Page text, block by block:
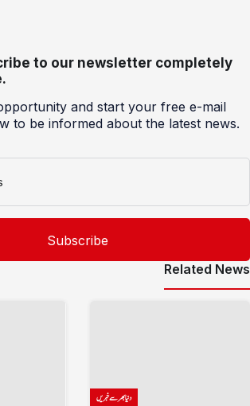
to our newsletter completely
and start your free e-mail
to be informed about the latest news.
Related News
دنیا بھر سے خبریں